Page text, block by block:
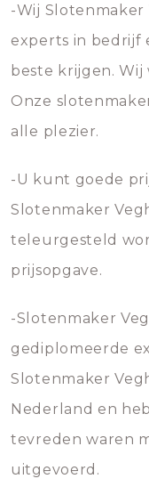
-Wij
experts in bedrijf
beste krijgen.
Onze
alle plezier.
-U kunt goede
Slotenmaker
teleurgesteld
prijsopgave.
-Slotenmaker
gediplomeerde
Slotenmaker
Nederland en
tevreden waren
uitgevoerd.